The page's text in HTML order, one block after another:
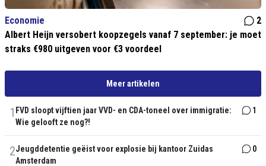
Economie
2
Albert Heijn versobert koopzegels vanaf 7 september: je moet
straks €980 uitgeven voor €3 voordeel
Meer artikelen
1 FVD sloopt vijftien jaar VVD- en CDA-toneel over immigratie:
Wie gelooft ze nog?!
1
2Jeugddetentie geëist voor explosie bij kantoor Zuidas
Amsterdam
0